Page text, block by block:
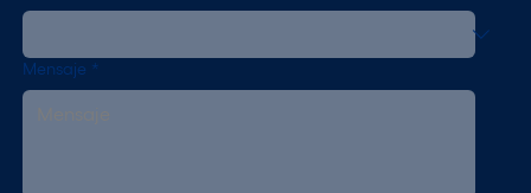
Mensaje *